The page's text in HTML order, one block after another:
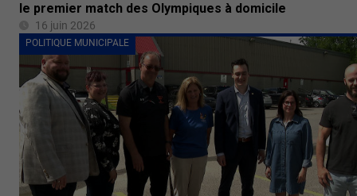
le premier match des Olympiques à domicile
16 juin 2026
POLITIQUE MUNICIPALE